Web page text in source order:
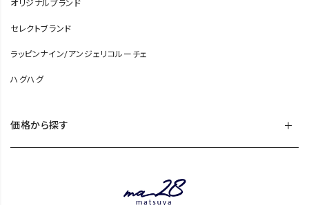
オリジナルブランド
セレクトブランド
ラッピンナイン/アンジェリコルーチェ
ハグハグ
価格から探す